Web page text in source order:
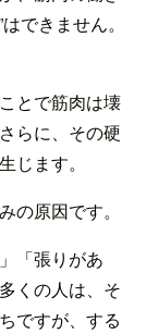
できません。
とで筋肉は壊
らに、その硬
じます。
の原因です。
「張りがあ
くの人は、そ
ですが、する